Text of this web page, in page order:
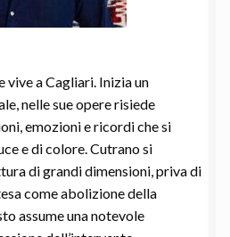
vive a Cagliari. Inizia un
nelle sue opere risiede
emozioni e ricordi che si
e di colore. Cutrano si
di grandi dimensioni, priva di
come abolizione della
assume una notevole